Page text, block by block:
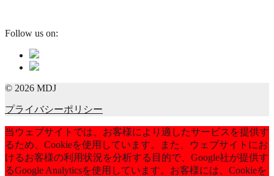
Follow us on:
© 2026 MDJ
プライバシーポリシー
当ウェブサイトでは、お客様により適したサービスを提供す
るため、Cookieを使用しています。また、ウェブサイトにお
けるお客様の利用状況を分析する目的で、Google社が提供す
るGoogle Analyticsを使用しています。お客様には、Cookieを